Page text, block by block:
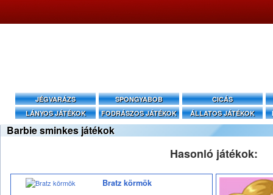
JÉGVARÁZS SPONGYABOB
CICÁS
LÁNYOS JÁTÉKOK
FODRÁSZOS JÁTÉKOK ÁLLATOS JÁTÉKOK
Barbie sminkes játékok
Hasonló játékok:
Bratz körmök